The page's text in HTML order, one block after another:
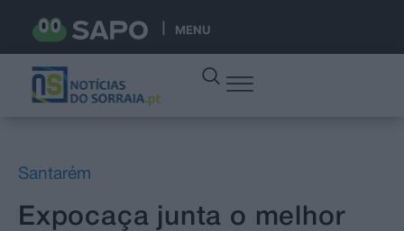
MENU
Santarém
Expocaça junta o melhor